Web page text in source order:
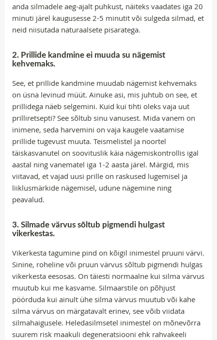
anda silmadele aeg-ajalt puhkust, näiteks vaadates iga 20
minuti järel kaugusesse 2-5 minutit või sulgeda silmad, et
neid niisutada naturaalsete pisaratega.
2. Prillide kandmine ei muuda su nägemist
kehvemaks.
See, et prillide kandmine muudab nägemist kehvemaks
on üsna levinud müüt. Ainuke asi, mis juhtub on see, et
prillidega näeb selgemini. Kuid kui tihti oleks vaja uut
prilliretsepti? See sõltub sinu vanusest. Mida vanem on
inimene, seda harvemini on vaja kaugele vaatamise
prillide tugevust muuta. Teismelistel ja noortel
täiskasvanutel on soovituslik käia nägemiskontrollis igal
aastal ning vanematel iga 1-2 aasta järel. Märgid, mis
viitavad, et vajad uusi prille on raskused lugemisel ja
liiklusmärkide nägemisel, udune nägemine ning
peavalud.
3. Silmade värvus sõltub pigmendi hulgast
vikerkestas.
Vikerkesta tagumine pind on kõigil inimestel pruuni värvi.
Sinine, roheline või pruun värvus sõltub pigmendi hulgas
vikerkesta eesosas. On täiesti normaalne kui silma värvus
muutub kui me kasvame. Silmaarstile on põhjust
pöörduda kui ainult ühe silma värvus muutub või kahe
silma värvus on märgatavalt erinev, see võib viidata
silmahaigusele. Heledasilmsetel inimestel on mõnevõrra
suurem risk maakuli degeneratsiooni ehk rahvakeeli